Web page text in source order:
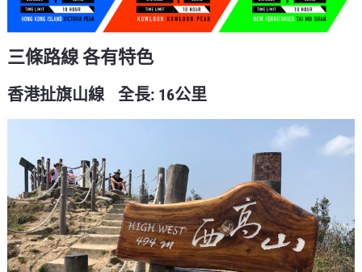
三條路線 各有特色
香港扯旗山線 全長: 16公里